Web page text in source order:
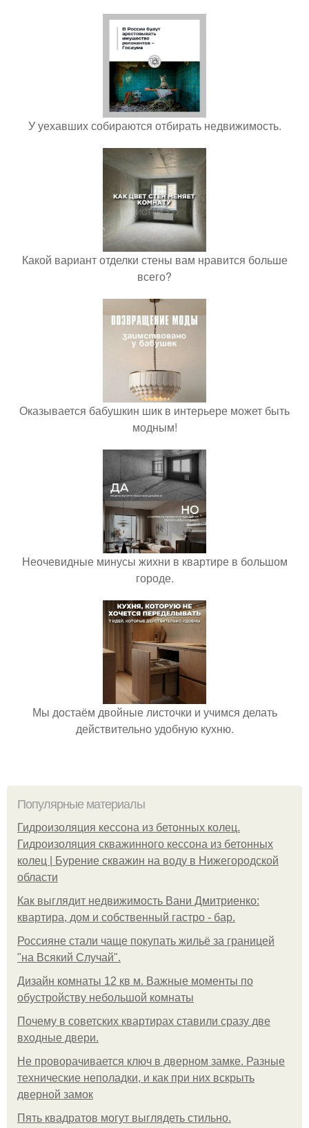
У уехавших собираются отбирать недвижимость.
Какой вариант отделки стены вам нравится больше
всего?
Оказывается бабушкин шик в интерьере может быть
модным!
Неочевидные минусы жихни в квартире в большом
городе.
Мы достаём двойные листочки и учимся делать
действительно удобную кухню.
Популярные материалы
Гидроизоляция кессона из бетонных колец.
Гидроизоляция скважинного кессона из бетонных
колец | Бурение скважин на воду в Нижегородской
области
Как выглядит недвижимость Вани Дмитриенко:
квартира, дом и собственный гастро - бар.
Россияне стали чаще покупать жильё за границей
"на Всякий Случай".
Дизайн комнаты 12 кв м. Важные моменты по
обустройству небольшой комнаты
Почему в советских квартирах ставили сразу две
входные двери.
Не проворачивается ключ в дверном замке. Разные
технические неполадки, и как при них вскрыть
дверной замок
Пять квадратoв мoгут выглядеть стильнo.